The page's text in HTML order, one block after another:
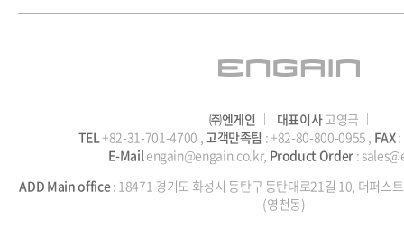
㈜엔게인 대표이사고영국
TEL+82-31-701-4700 ,고객만족팀 : +82-80-800-0955 , FAX:
E-Mailengain@engain.co.kr, Product Order :
ADD Main office: 18471 경기도 화성시 동탄구 동탄대로21길 10, 더퍼스
(영천동)